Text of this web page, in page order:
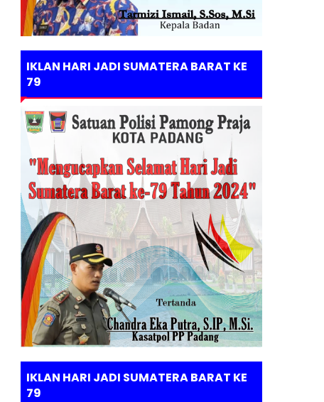
IKLAN HARI JADI SUMATERA BARAT KE
79
IKLAN HARI JADI SUMATERA BARAT KE
79